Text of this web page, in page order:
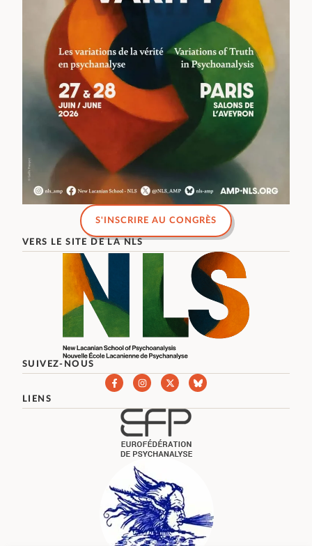
S'INSCRIRE AU CONGRÈS
VERS LE SITE DE LA NLS
SUIVEZ-NOUS
LIENS